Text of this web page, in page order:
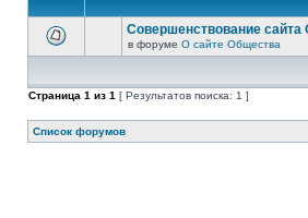
Совершенствование сайта
в форуме О сайте Общества
Страница 1 из 1 [ Результатов поиска: 1 ]
Список форумов